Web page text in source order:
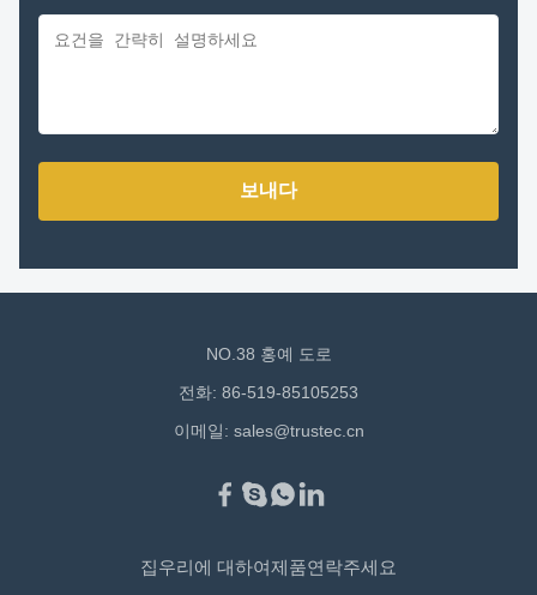
보내다
NO.38 홍예 도로
전화: 86-519-85105253
이메일: sales@trustec.cn
집우리에 대하여제품연락주세요